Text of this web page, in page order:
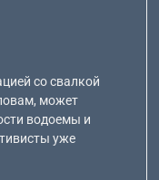
со свалкой
может
водоемы и
уже